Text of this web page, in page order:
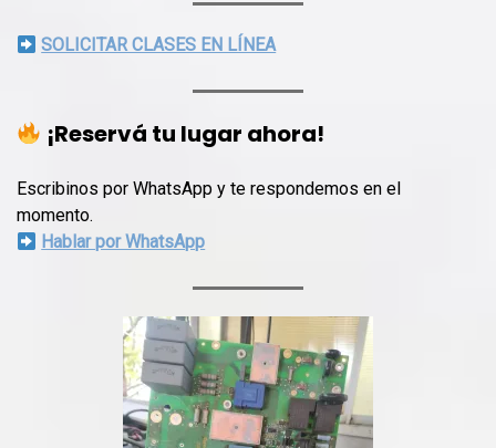
SOLICITAR CLASES EN LÍNEA
¡Reservá tu lugar ahora!
Escribinos por WhatsApp y te respondemos en el
momento.
Hablar por WhatsApp